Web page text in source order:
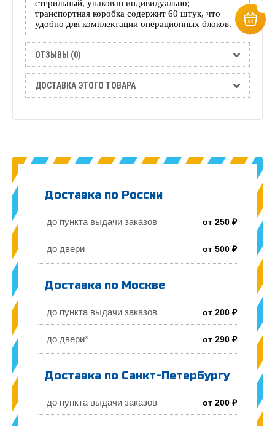
стерильный, упакован индивидуально;
транспортная коробка содержит 60 штук, что
удобно для комплектации операционных блоков.
ОТЗЫВЫ (0)
ДОСТАВКА ЭТОГО ТОВАРА
Доставка по России
до пункта выдачи заказов от 250 ₽
до двери от 500 ₽
Доставка по Москве
до пункта выдачи заказов от 200 ₽
до двери* от 290 ₽
Доставка по Санкт-Петербургу
до пункта выдачи заказов от 200 ₽